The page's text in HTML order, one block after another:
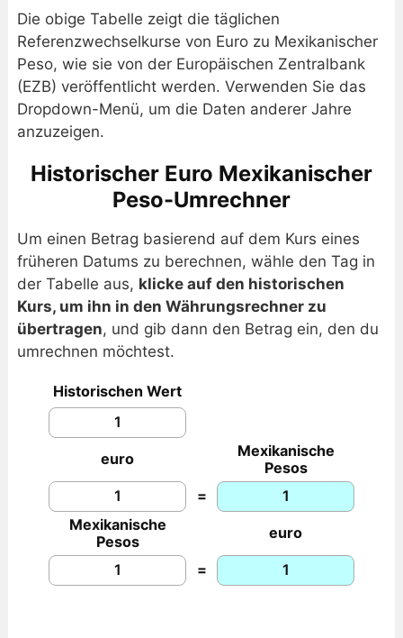
Die obige Tabelle zeigt die täglichen
Referenzwechselkurse von Euro zu Mexikanischer
Peso, wie sie von der Europäischen Zentralbank
(EZB) veröffentlicht werden. Verwenden Sie das
Dropdown-Menü, um die Daten anderer Jahre
anzuzeigen.
Historischer Euro Mexikanischer
Peso-Umrechner
Um einen Betrag basierend auf dem Kurs eines
früheren Datums zu berechnen, wähle den Tag in
der Tabelle aus, klicke auf den historischen
Kurs, um ihn in den Währungsrechner zu
übertragen, und gib dann den Betrag ein, den du
umrechnen möchtest.
Historischen Wert
euro
Mexikanische
Pesos
=
Mexikanische
Pesos
euro
=